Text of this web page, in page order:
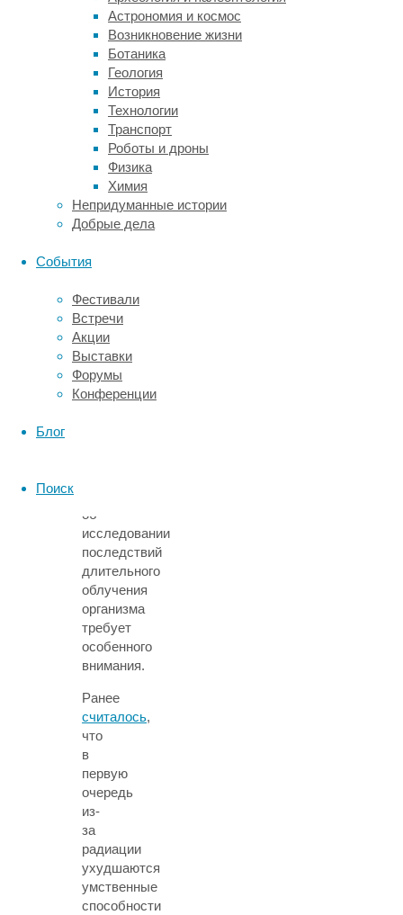
Астрономия и космос
Возникновение жизни
Ботаника
Геология
История
Технологии
Транспорт
Роботы и дроны
Физика
Химия
Непридуманные истории
Добрые дела
События
Фестивали
Встречи
Акции
Выставки
Форумы
Конференции
Блог
Поиск
пределов
магнитного
поля
человек
получает
дозу
излучения
примерно
25
раз
большую,
чем
покидавший
за
год.
Именно
поэтому
в
эру
об
исследовании
последствий
длительного
облучения
организма
требует
особенного
внимания.
Ранее
считалось,
что
в
первую
очередь
из-
за
радиации
ухудшаются
умственные
способности